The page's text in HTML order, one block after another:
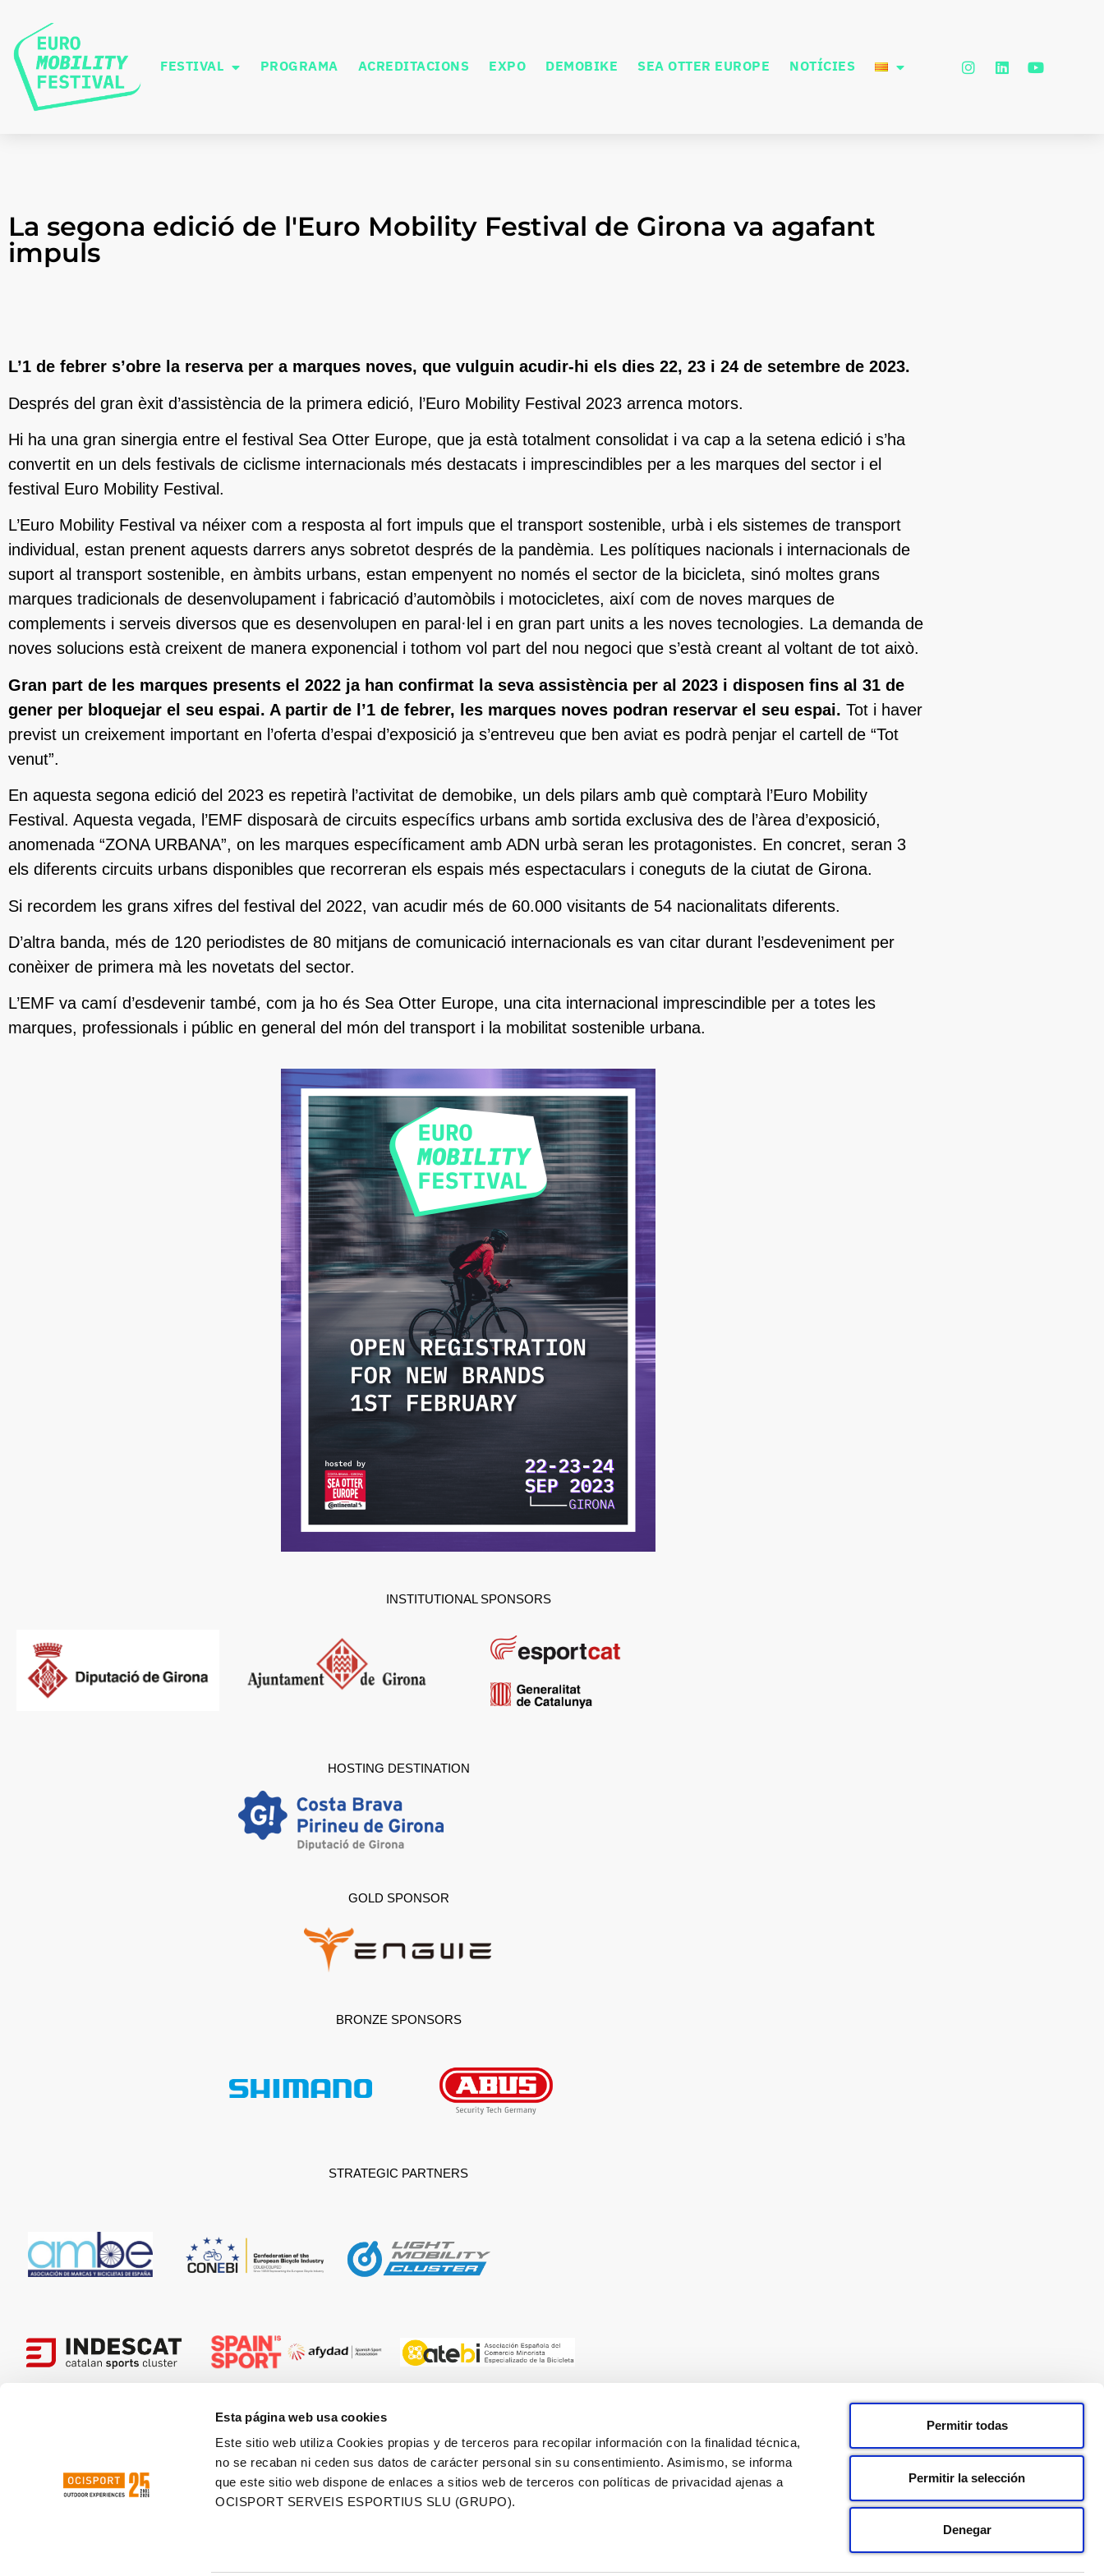
Esta página web usa cookies
Este sitio web utiliza Cookies propias y de terceros para recopilar información con la finalidad técnica,
no se recaban ni ceden sus datos de carácter personal sin su consentimiento. Asimismo, se informa
que este sitio web dispone de enlaces a sitios web de terceros con políticas de privacidad ajenas a
OCISPORT SERVEIS ESPORTIUS SLU (GRUPO).
Permitir todas
Permitir la selección
Denegar
FESTIVAL PROGRAMA ACREDITACIONS EXPO DEMOBIKE SEA OTTER EUROPE NOTÍCIES
La segona edició de l'Euro Mobility Festival de Girona va agafant
impuls
L’1 de febrer s’obre la reserva per a marques noves, que vulguin acudir- hi els dies 22, 23 i 24 de setembre de 2023.
Després del gran èxit d’assistència de la primera edició, l’Euro Mobility Festival 2023 arrenca motors.
Hi ha una gran sinergia entre el festival Sea Otter Europe, que ja està totalment consolidat i va cap a la setena edició i s’ha
convertit en un dels festivals de ciclisme internacionals més destacats i imprescindibles per a les marques del sector i el
festival Euro Mobility Festival.
L’Euro Mobility Festival va néixer com a resposta al fort impuls que el transport sostenible, urbà i els sistemes de transport
individual, estan prenent aquests darrers anys sobretot després de la pandèmia. Les polítiques nacionals i internacionals de
suport al transport sostenible, en àmbits urbans, estan empenyent no només el sector de la bicicleta, sinó moltes grans
marques tradicionals de desenvolupament i fabricació d’automòbils i motocicletes, així com de noves marques de
complements i serveis diversos que es desenvolupen en paral·lel i en gran part units a les noves tecnologies. La demanda de
noves solucions està creixent de manera exponencial i tothom vol part del nou negoci que s’està creant al voltant de tot això.
Gran part de les marques presents el 2022 ja han confirmat la seva assistència per al 2023 i disposen fins al 31 de
gener per bloquejar el seu espai. A partir de l’1 de febrer, les marques noves podran reservar el seu espai. Tot i haver
previst un creixement important en l’oferta d’espai d’exposició ja s’entreveu que ben aviat es podrà penjar el cartell de “Tot
venut”.
En aquesta segona edició del 2023 es repetirà l’activitat de demobike, un dels pilars amb què comptarà l’Euro Mobility
Festival. Aquesta vegada, l’EMF disposarà de circuits específics urbans amb sortida exclusiva des de l’àrea d’exposició,
anomenada “ZONA URBANA”, on les marques específicament amb ADN urbà seran les protagonistes. En concret, seran 3
els diferents circuits urbans disponibles que recorreran els espais més espectaculars i coneguts de la ciutat de Girona.
Si recordem les grans xifres del festival del 2022, van acudir més de 60.000 visitants de 54 nacionalitats diferents.
D’altra banda, més de 120 periodistes de 80 mitjans de comunicació internacionals es van citar durant l’esdeveniment per
conèixer de primera mà les novetats del sector.
L’EMF va camí d’esdevenir també, com ja ho és Sea Otter Europe, una cita internacional imprescindible per a totes les
marques, professionals i públic en general del món del transport i la mobilitat sostenible urbana.
INSTITUTIONAL SPONSORS
HOSTING DESTINATION
GOLD SPONSOR
BRONZE SPONSORS
STRATEGIC PARTNERS
HOSTED BY ORGANIZED BY